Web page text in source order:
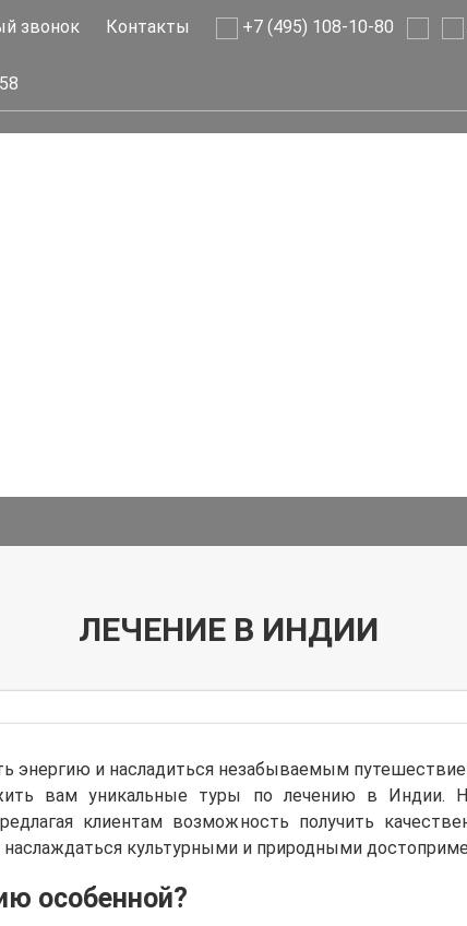
звонок Контакты +7 (495) 108-10-80
ЛЕЧЕНИЕ В ИНДИИ
энергию и насладиться незабываемым
вам уникальные туры по лечению в Индии.
клиентам возможность получить
культурными и природными
особенной?